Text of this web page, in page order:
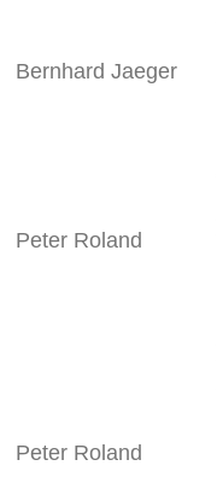
Bernhard Jaeger
Peter Roland
Peter Roland